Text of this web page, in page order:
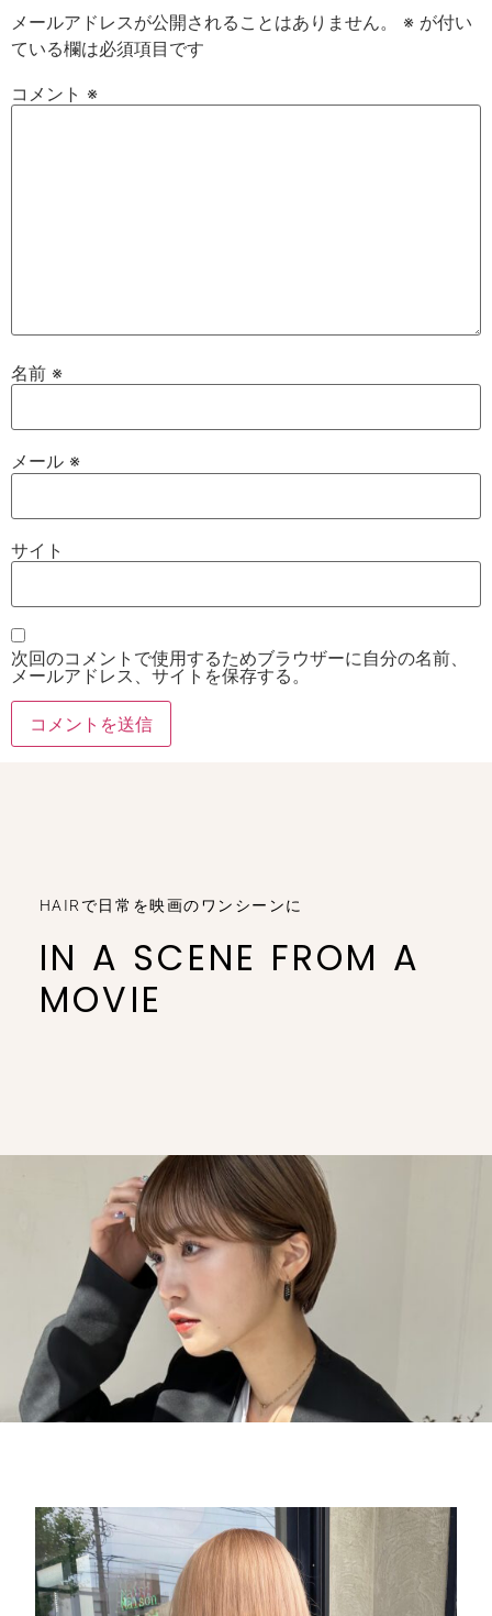
メールアドレスが公開されることはありません。 ※ が付い
ている欄は必須項目です
コメント ※
名前 ※
メール ※
サイト
次回のコメントで使用するためブラウザーに自分の名前、
メールアドレス、サイトを保存する。
HAIRで日常を映画のワンシーンに
IN A SCENE FROM A
MOVIE